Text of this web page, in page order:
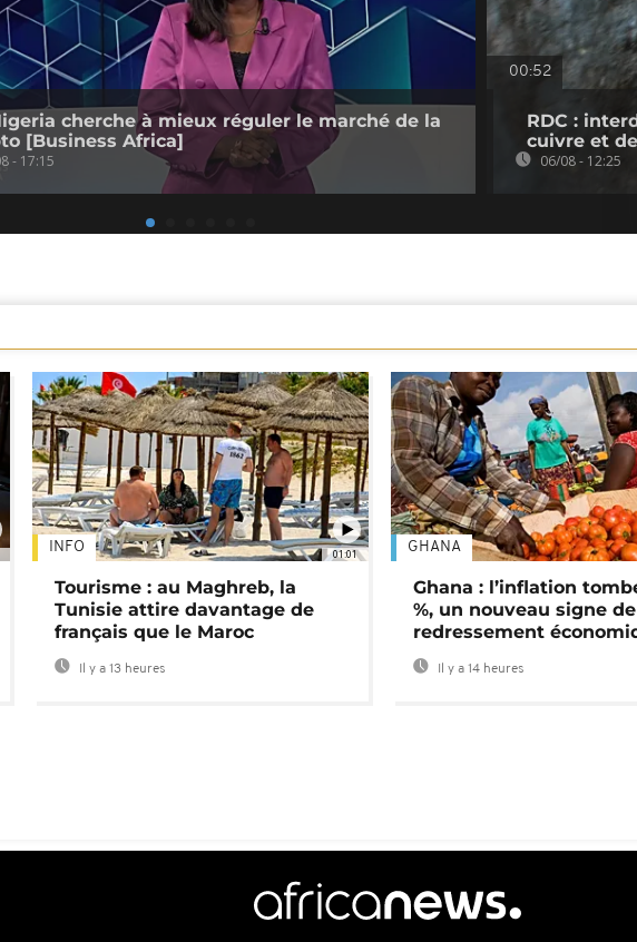
cherche à mieux réguler le marché de la
[Business Africa]
- 17:15
00:52
RDC :
cuivre et
06/08 - 12:25
01:01
INFO
Tourisme : au Maghreb, la
Tunisie attire davantage de
français que le Maroc
Il y a 13 heures
GHANA
Ghana : l’inflation
%, un nouveau signe de
redressement
Il y a 14 heures